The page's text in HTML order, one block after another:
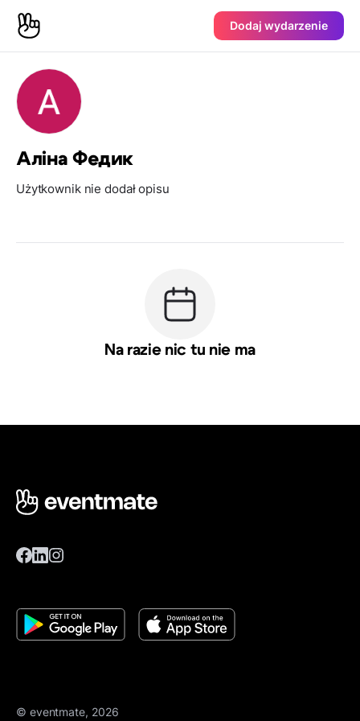
Dodaj wydarzenie
Аліна Федик
Użytkownik nie dodał opisu
Na razie nic tu nie ma
© eventmate, 2026